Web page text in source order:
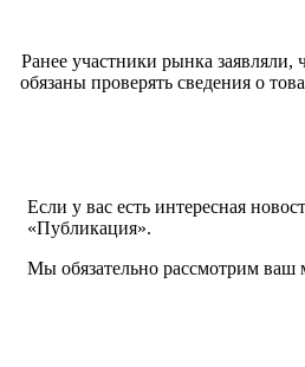
Ранее участники рынка заявляли,
обязаны проверять сведения о
Если у вас есть интересная
«Публикация».
Мы обязательно рассмотрим ваш